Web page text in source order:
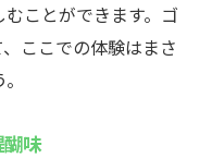
ことができます。ゴ
ここでの体験はまさ
味